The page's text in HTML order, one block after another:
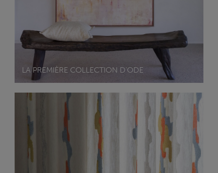
LA PREMIÈRE COLLECTION D'ODE